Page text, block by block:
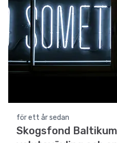
för ett år sedan
Skogsfond